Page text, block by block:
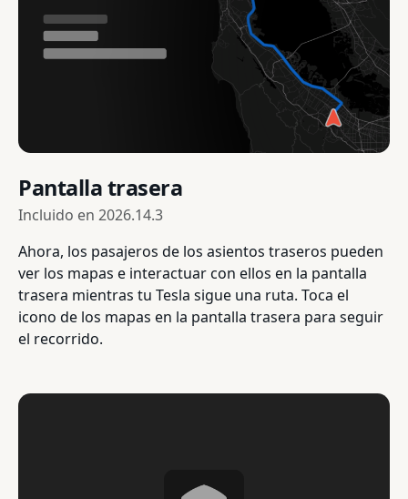
Pantalla trasera
Incluido en 2026.14.3
Ahora, los pasajeros de los asientos traseros pueden
ver los mapas e interactuar con ellos en la pantalla
trasera mientras tu Tesla sigue una ruta. Toca el
icono de los mapas en la pantalla trasera para seguir
el recorrido.